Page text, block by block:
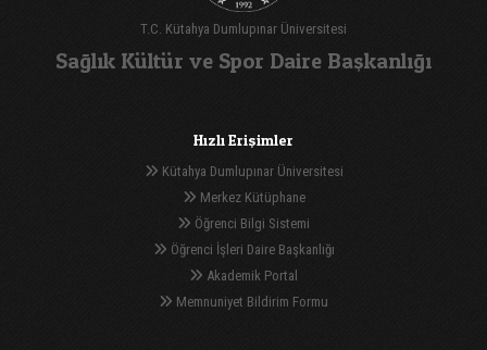
T.C. Kütahya Dumlupınar Üniversitesi
Sağlık Kültür ve Spor Daire Başkanlığı
Hızlı Erişimler
Kütahya Dumlupınar Üniversitesi
Merkez Kütüphane
Öğrenci Bilgi Sistemi
Öğrenci İşleri Daire Başkanlığı
Akademik Portal
Memnuniyet Bildirim Formu